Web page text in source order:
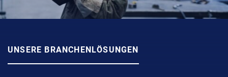
UNSERE BRANCHENLÖSUNGEN